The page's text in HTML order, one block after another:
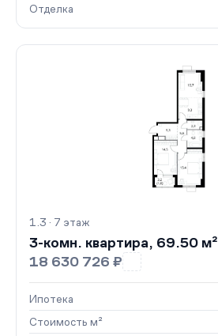
Отделка
1.3 · 7 этаж
3-комн. квартира, 69.50 м²
18 630 726 ₽
Ипотека
Стоимость м²